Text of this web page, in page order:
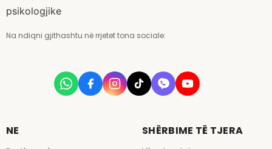
Na ndiqni gjithashtu në rrjetet tona sociale:
NE SHËRBIME TË TJERA